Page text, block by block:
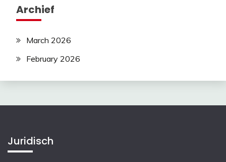
Archief
March 2026
February 2026
Juridisch